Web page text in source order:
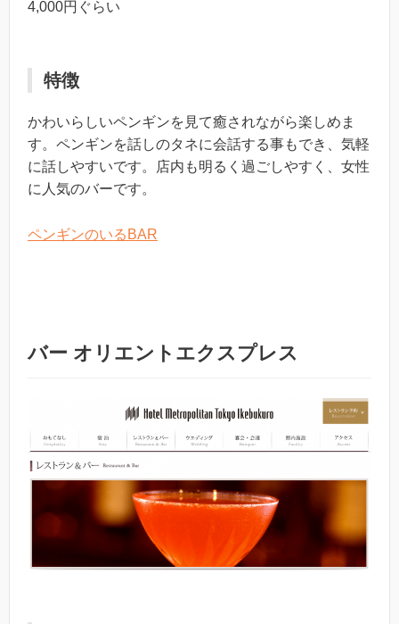
4,000円ぐらい
特徴
かわいらしいペンギンを見て癒されながら楽しめま
す。ペンギンを話しのタネに会話する事もでき、気軽
に話しやすいです。店内も明るく過ごしやすく、女性
に人気のバーです。
ペンギンのいるBAR
バー オリエントエクスプレス